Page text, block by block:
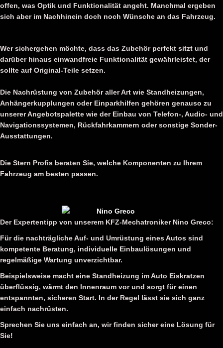
offen, was Optik und Funktionalität angeht. Manchmal ergeben
sich aber im Nachhinein doch noch Wünsche an das Fahrzeug.
Wer sichergehen möchte, dass das Zubehör perfekt sitzt und
darüber hinaus einwandfreie Funktionalität gewährleistet, der
sollte auf Original-Teile setzen.
Die Nachrüstung von Zubehör aller Art wie Standheizungen,
Anhängerkupplungen oder Einparkhilfen gehören genauso zu
unserer Angebotspalette wie der Einbau von Telefon-, Audio- und
Navigationssystemen, Rückfahrkammern oder sonstige Sonder-
Ausstattungen.
Die Stern Profis beraten Sie, welche Komponenten zu Ihrem
Fahrzeug am besten passen.
Der Expertentipp von unserem KFZ-Mechatroniker Nino Greco:
Für die nachträgliche Auf- und Umrüstung eines Autos sind
kompetente Beratung, individuelle Einbaulösungen und
regelmäßige Wartung unverzichtbar.
Beispielsweise macht eine Standheizung im Auto Eiskratzen
überflüssig, wärmt den Innenraum vor und sorgt für einen
entspannten, sicheren Start. In der Regel lässt sie sich ganz
einfach nachrüsten.
Sprechen Sie uns einfach an, wir finden sicher eine Lösung für
Sie!